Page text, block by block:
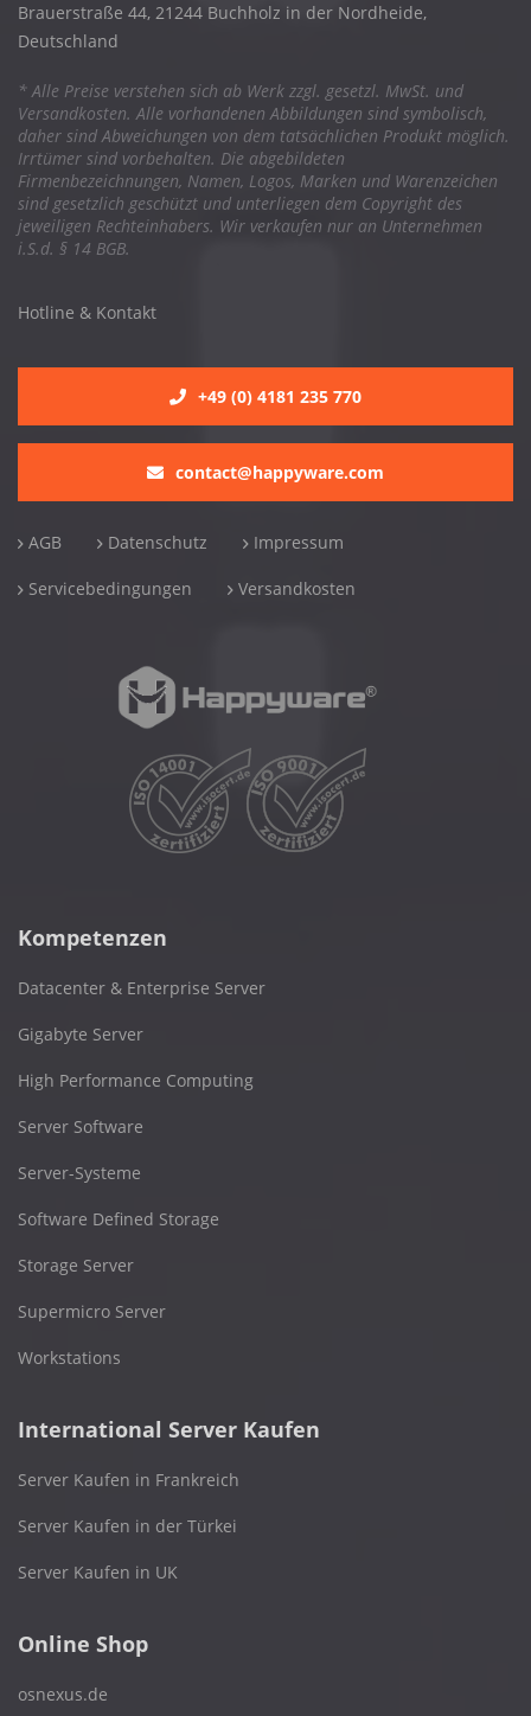
Brauerstraße 44, 21244 Buchholz in der Nordheide,
Deutschland
* Alle Preise verstehen sich ab Werk zzgl. gesetzl. MwSt. und
Versandkosten. Alle vorhandenen Abbildungen sind symbolisch,
daher sind Abweichungen von dem tatsächlichen Produkt möglich.
Irrtümer sind vorbehalten. Die abgebildeten
Firmenbezeichnungen, Namen, Logos, Marken und Warenzeichen
sind gesetzlich geschützt und unterliegen dem Copyright des
jeweiligen Rechteinhabers. Wir verkaufen nur an Unternehmen
i.S.d. § 14 BGB.
Hotline & Kontakt
+49 (0) 4181 235 770
contact@happyware.com
AGB Datenschutz Impressum
Servicebedingungen Versandkosten
Kompetenzen
Datacenter & Enterprise Server
Gigabyte Server
High Performance Computing
Server Software
Server-Systeme
Software Defined Storage
Storage Server
Supermicro Server
Workstations
International Server Kaufen
Server Kaufen in Frankreich
Server Kaufen in der Türkei
Server Kaufen in UK
Online Shop
osnexus.de